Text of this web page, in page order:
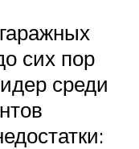
сих пор
среди